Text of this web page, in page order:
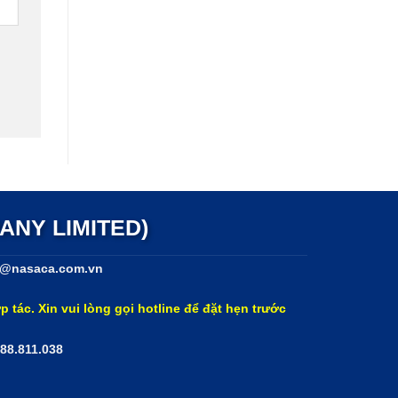
LIMITED)
tác. Xin vui lòng gọi hotline để đặt hẹn trước